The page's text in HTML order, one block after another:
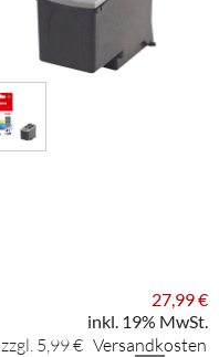
27,99 €
inkl. 19% MwSt.
zzgl. 5,99 € Versandkosten